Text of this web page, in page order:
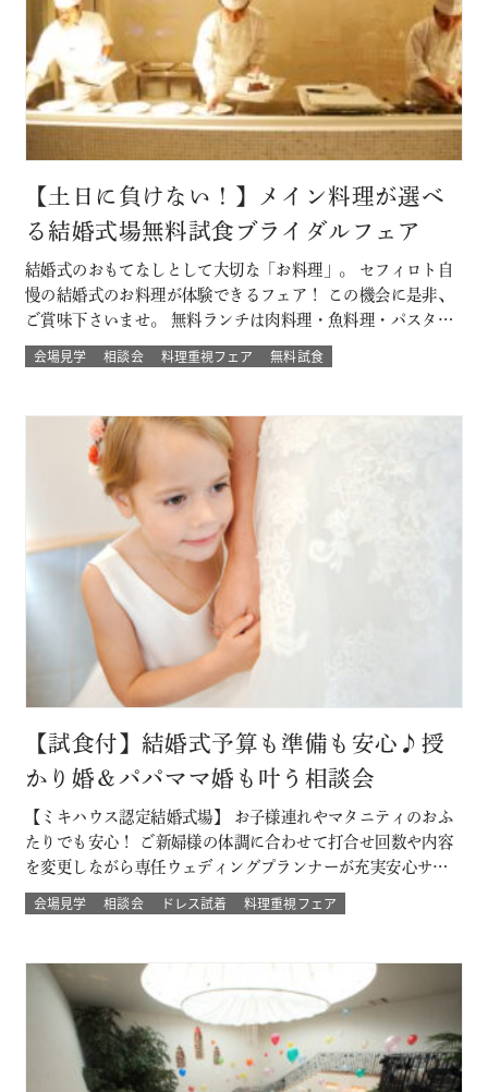
【土日に負けない！】メイン料理が選べ
る結婚式場無料試食ブライダルフェア
結婚式のおもてなしとして大切な「お料理」。 セフィロト自
慢の結婚式のお料理が体験できるフェア！ この機会に是非、
ご賞味下さいませ。 無料ランチは肉料理・魚料理・パスタか
らお選び頂けます。 平日開催なので土日とは違ってゆっくり
人気の結婚式演出体験や結婚式場の待合室などの付帯設備も
ったお料理」。 ぜひ一度試…
会場見学 相談会 料理重視フェア 無料試食
【試食付】結婚式予算も準備も安心♪授
かり婚＆パパママ婚も叶う相談会
【ミキハウス認定結婚式場】 お子様連れやマタニティのおふ
たりでも安心！ ご新婦様の体調に合わせて打合せ回数や内容
を変更しながら専任ウェディングプランナーが充実安心サポ
ート 授かり婚のカップルもパパママ婚のカップルが不安な部
分をすべて解消 必要なベビー用品やお部屋などもすべて結婚
ピー♪ 新しく人気の春婚プ…
会場見学 相談会 ドレス試着 料理重視フェア